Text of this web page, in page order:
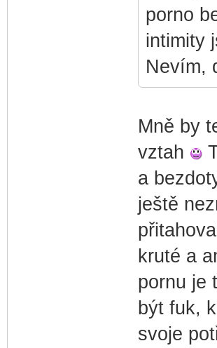
porno
intimity
Nevím,
Mně by
vztah
a
ještě
kruté a
pornu je
být fuk,
svoje